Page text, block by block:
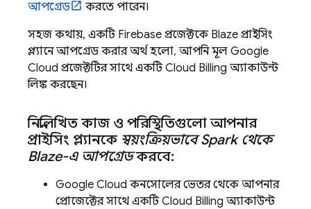
আপগ্রেড
করতে পারেন।
সহজ কথায়, একটি Firebase প্রজেক্টকে Blaze প্রাইসিং
প্ল্যানে আপগ্রেড করার অর্থ হলো, আপনি মূল Google
Cloud প্রজেক্টটির সাথে একটিCloud Billing অ্যাকাউন্ট
লিঙ্ক করছেন।
নিম্নলিখিত কাজ ও পরিস্থিতিগুলো আপনার
প্রাইসিং প্ল্যানকে স্বয়ংক্রিয়ভাবে Spark থেকে
Blaze-এ আপগ্রেডকরবে:
Google Cloud কনসোলের ভেতর থেকে আপনার
প্রোজেক্টের সাথে একটিCloud Billing অ্যাকাউন্ট